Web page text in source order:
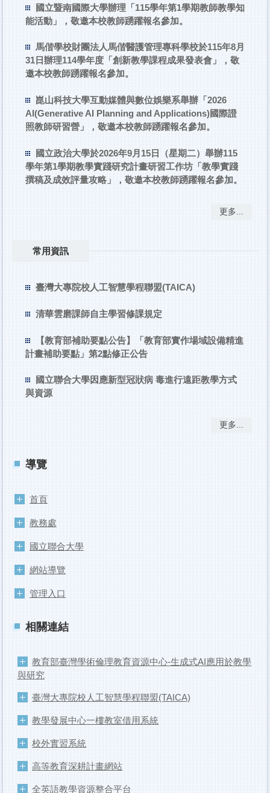
國立暨南國際大學辦理「115學年第1學期教師教學知
能活動」，敬邀本校教師踴躍報名參加。
馬偕學校財團法人馬偕醫護管理專科學校於115年8月
31日辦理114學年度「創新教學課程成果發表會」，敬
邀本校教師踴躍報名參加。
崑山科技大學互動媒體與數位娛樂系舉辦「2026
AI(Generative AI Planning and Applications)國際證
照教師研習營」，敬邀本校教師踴躍報名參加。
國立政治大學於2026年9月15日（星期二）舉辦115
學年第1學期教學實踐研究計畫研習工作坊「教學實踐
撰稿及成效評量攻略」，敬邀本校教師踴躍報名參加。
更多...
常用資訊
臺灣大專院校人工智慧學程聯盟(TAICA)
清華雲磨課師自主學習修課規定
【教育部補助要點公告】「教育部實作場域設備精進
計畫補助要點」第2點修正公告
國立聯合大學因應新型冠狀病 毒進行遠距教學方式
與資源
更多...
導覽
首頁
教務處
國立聯合大學
網站導覽
管理入口
相關連結
教育部臺灣學術倫理教育資源中心-生成式AI應用於教學
與研究
臺灣大專院校人工智慧學程聯盟(TAICA)
教學發展中心一樓教室借用系統
校外實習系統
高等教育深耕計畫網站
全英語教學資源整合平台